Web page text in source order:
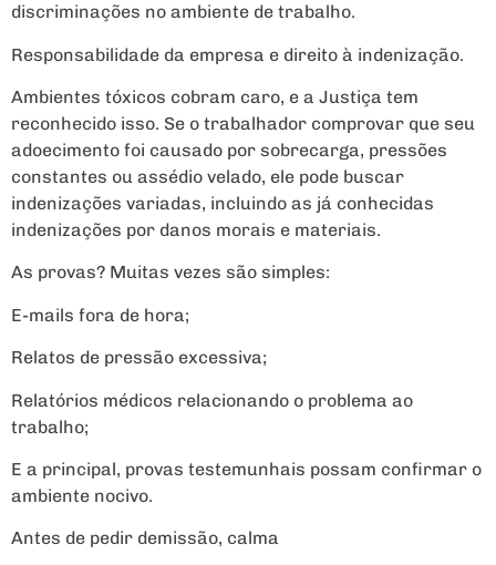
discriminações no ambiente de trabalho.
Responsabilidade da empresa e direito à indenização.
Ambientes tóxicos cobram caro, e a Justiça tem
reconhecido isso. Se o trabalhador comprovar que seu
adoecimento foi causado por sobrecarga, pressões
constantes ou assédio velado, ele pode buscar
indenizações variadas, incluindo as já conhecidas
indenizações por danos morais e materiais.
As provas? Muitas vezes são simples:
E-mails fora de hora;
Relatos de pressão excessiva;
Relatórios médicos relacionando o problema ao
trabalho;
E a principal, provas testemunhais possam confirmar o
ambiente nocivo.
Antes de pedir demissão, calma